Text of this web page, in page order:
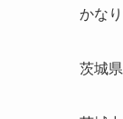
かな
茨城